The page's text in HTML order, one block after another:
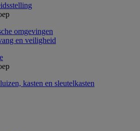
omgevingen
en veiligheid
kasten en sleutelkasten